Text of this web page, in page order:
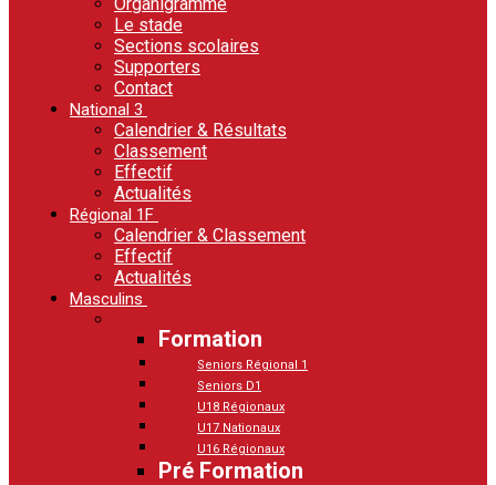
Le stade
Sections scolaires
Supporters
Contact
National 3
Calendrier & Résultats
Classement
Effectif
Actualités
Régional 1F
Calendrier & Classement
Effectif
Actualités
Masculins
Formation
Seniors Régional 1
Seniors D1
U18 Régionaux
U17 Nationaux
U16 Régionaux
Pré Formation